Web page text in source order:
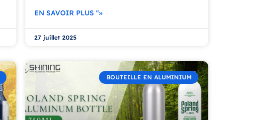
EN SAVOIR PLUS "»
27 juillet 2025
BOUTEILLE EN ALUMINIUM